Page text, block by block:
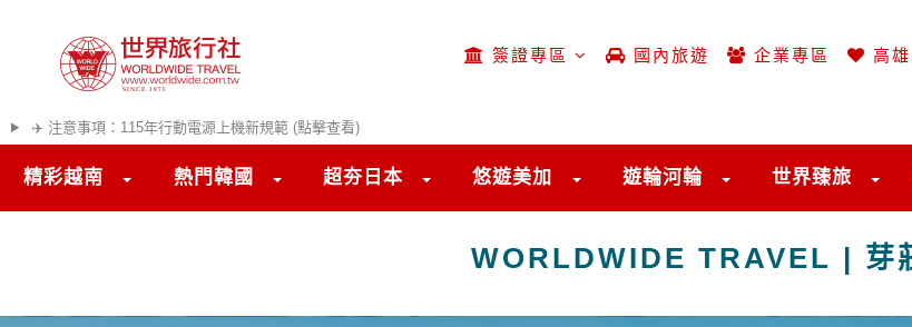
簽證專區 國內旅遊 企業專區 高
✈️ 注意事項：115年行動電源上機新規範 (點擊查看)
精彩越南 熱門韓國 超夯日本 悠遊美加 遊輪河輪 世界臻旅
WORLDWIDE TRAVEL | 芽